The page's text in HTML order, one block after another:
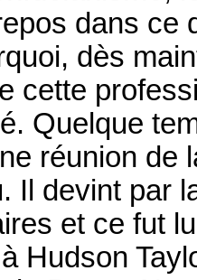
dans ce
dès
cette
Quelque
réunion de
Il devint par
et ce fut
Hudson